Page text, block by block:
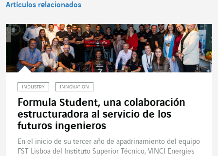
Artículos relacionados
INDUSTRY INNOVATION
Formula Student, una colaboración
estructuradora al servicio de los
futuros ingenieros
En el inicio de su tercer año de apadrinamiento del equipo
FST Lisboa del Instituto Superior Técnico, VINCI Energies